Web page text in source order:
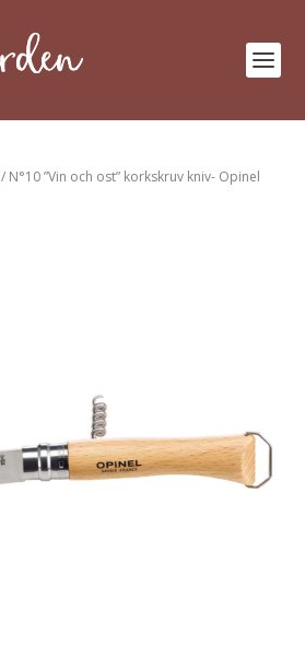
/ N°10 ”Vin och ost” korkskruv kniv- Opinel